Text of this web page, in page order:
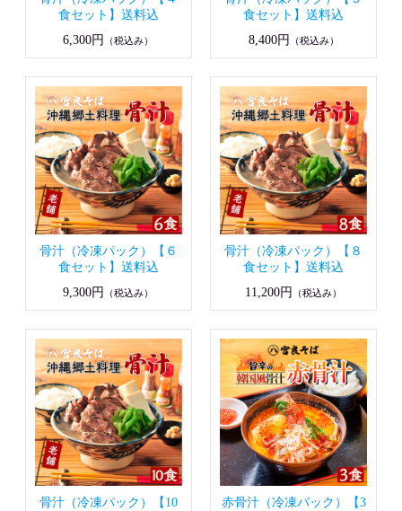
食セット】送料込
6,300円
（税込み）
食セット】送料込
8,400円
（税込み）
骨汁（冷凍パック）【６
食セット】送料込
9,300円
（税込み）
骨汁（冷凍パック）【８
食セット】送料込
11,200円
（税込み）
骨汁（冷凍パック）【10
赤骨汁（冷凍パック）【3